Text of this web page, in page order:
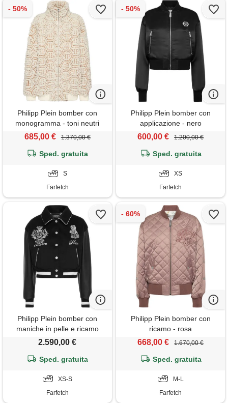
Philipp Plein bomber con
monogramma - toni neutri
685,00 € 1.370,00 €
Sped. gratuita
S
Farfetch
Philipp Plein bomber con
applicazione - nero
600,00 € 1.200,00 €
Sped. gratuita
XS
Farfetch
Philipp Plein bomber con
maniche in pelle e ricamo
logo - nero
2.590,00 €
Sped. gratuita
XS-S
Farfetch
Philipp Plein bomber con
ricamo - rosa
668,00 € 1.670,00 €
Sped. gratuita
M-L
Farfetch